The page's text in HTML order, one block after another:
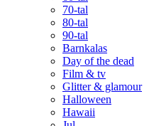
70-tal
80-tal
90-tal
Barnkalas
Day of the dead
Film & tv
Glitter & glamour
Halloween
Hawaii